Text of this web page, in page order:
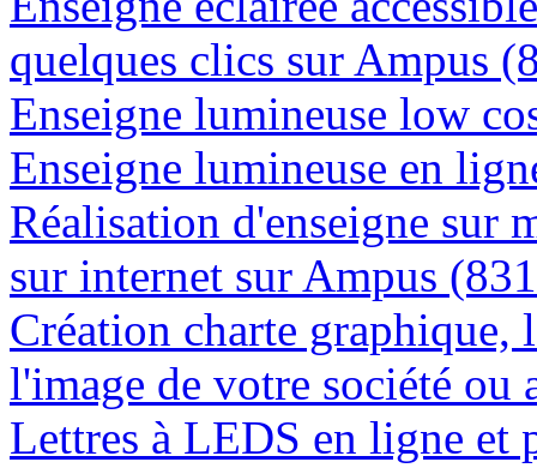
quelques clics sur Ampus
Enseigne lumineuse low
Enseigne lumineuse en
Réalisation d'enseigne sur
sur internet sur Ampus
Création charte graphique,
l'image de votre société
Lettres à LEDS en ligne et